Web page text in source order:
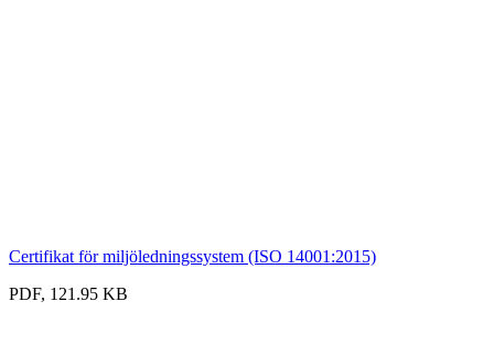
Certifikat för miljöledningssystem (ISO 14001:2015)
PDF, 121.95 KB